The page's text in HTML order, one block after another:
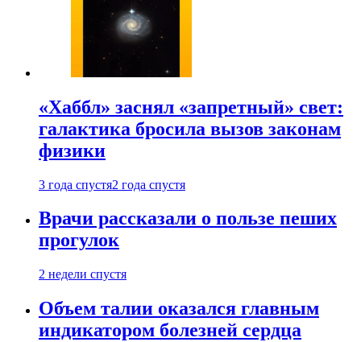
«Хаббл» заснял «запретный» свет:
галактика бросила вызов законам
физики
3 года спустя2 года спустя
Врачи рассказали о пользе пеших
прогулок
2 недели спустя
Объем талии оказался главным
индикатором болезней сердца